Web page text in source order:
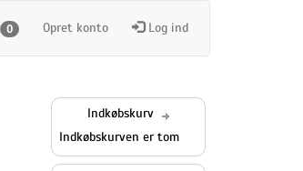
0 Opret konto Log ind
Indkøbskurv
Indkøbskurven er tom